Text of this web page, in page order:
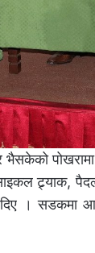
पोखरामा
ट्र्याक,
दिए । सडकमा